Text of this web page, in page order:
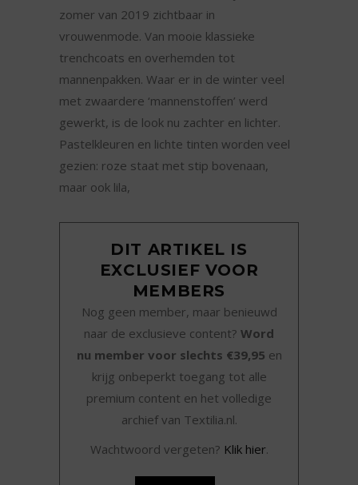
zomer van 2019 zichtbaar in
vrouwenmode. Van mooie klassieke
trenchcoats en overhemden tot
mannenpakken. Waar er in de winter veel
met zwaardere ‘mannenstoffen’ werd
gewerkt, is de look nu zachter en lichter.
Pastelkleuren en lichte tinten worden veel
gezien: roze staat met stip bovenaan,
maar ook lila,
DIT ARTIKEL IS
EXCLUSIEF VOOR
MEMBERS
Nog geen member, maar benieuwd
naar de exclusieve content? Word
nu member voor slechts €39,95 en
krijg onbeperkt toegang tot alle
premium content en het volledige
archief van Textilia.nl.
Wachtwoord vergeten? Klik hier.